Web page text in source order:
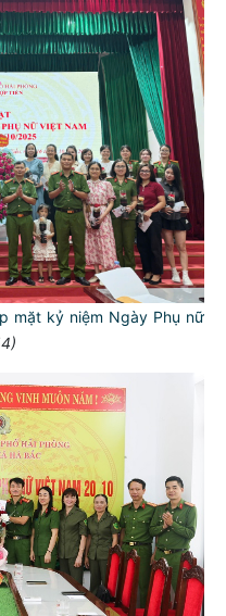
mặt kỷ niệm Ngày Phụ nữ